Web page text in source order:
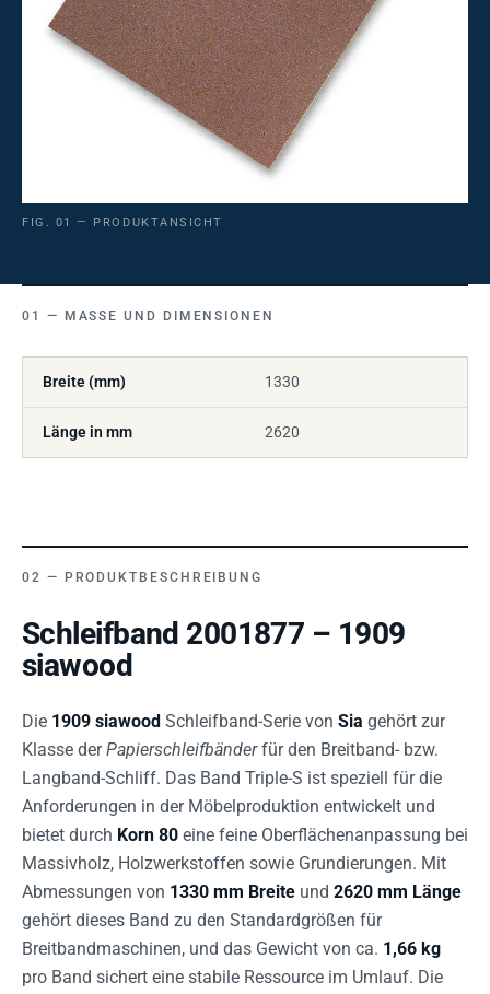
FIG. 01 — PRODUKTANSICHT
MASSE UND DIMENSIONEN
Breite (mm) 1330
Länge in mm 2620
PRODUKTBESCHREIBUNG
Schleifband 2001877 – 1909
siawood
Die 1909 siawood Schleifband-Serie von Sia gehört zur
Klasse derPapierschleifbänderfür den Breitband- bzw.
Langband-Schliff. Das Band Triple-S ist speziell für die
Anforderungen in der Möbelproduktion entwickelt und
bietet durch Korn 80 eine feine Oberflächenanpassung bei
Massivholz, Holzwerkstoffen sowie Grundierungen. Mit
Abmessungen von 1330 mm Breite und 2620 mm Länge
gehört dieses Band zu den Standardgrößen für
Breitbandmaschinen, und das Gewicht von ca. 1,66 kg
pro Band sichert eine stabile Ressource im Umlauf. Die